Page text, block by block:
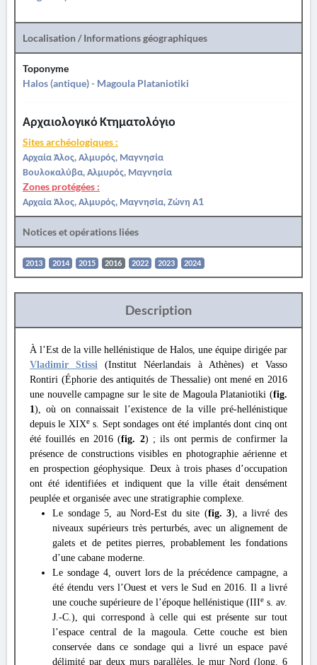
Localisation / Informations géographiques
Toponyme
Halos (antique) - Magoula Plataniotiki
Αρχαιολογικό Κτηματολόγιο
Sites archéologiques :
Αρχαία Άλος, Αλμυρός, Μαγνησία
Βουλοκαλύβα, Αλμυρός, Μαγνησία
Zones protégées :
Αρχαία Άλος, Αλμυρός, Μαγνησία, Ζώνη Α1
Notices et opérations liées
2013 2014 2015 2016 2022 2023 2024
Description
À l’Est de la ville hellénistique de Halos, une équipe dirigée par
Vladimir Stissi (Institut Néerlandais à Athènes) et Vasso
Rontiri (Éphorie des antiquités de Thessalie) ont mené en 2016
une nouvelle campagne sur le site de Magoula Plataniotiki (fig.
1), où on connaissait l’existence de la ville pré-hellénistique
depuis le XIXes. Sept sondages ont été implantés dont cinq ont
été fouillés en 2016 (fig. 2) ; ils ont permis de confirmer la
présence de constructions visibles en photographie aérienne et
en prospection géophysique. Deux à trois phases d’occupation
ont été identifiées et indiquent que la ville était densément
peuplée et organisée avec une stratigraphie complexe.
Le sondage 5, au Nord-Est du site (fig. 3), a livré des
niveaux supérieurs très perturbés, avec un alignement de
galets et de petites pierres, probablement les fondations
d’une cabane moderne.
Le sondage 4, ouvert lors de la précédence campagne, a
été étendu vers l’Ouest et vers le Sud en 2016. Il a livré
une couche supérieure de l’époque hellénistique (IIIe s. av.
J.-C.), qui correspond à celle qui est présente sur tout
l’espace central de la magoula. Cette couche est bien
conservée dans ce sondage qui a livré un espace pavé
délimité par deux murs parallèles, le mur Nord (long. 6